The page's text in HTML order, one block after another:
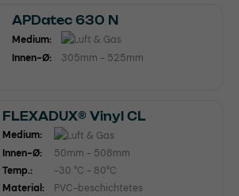
APDatec 630 N
Medium:
Innen-Ø:
305mm - 525mm
FLEXADUX® Vinyl CL
Medium:
Innen-Ø:
50mm - 508mm
Temp.:
-30 °C - 80°C
Material:
PVC-beschichtetes